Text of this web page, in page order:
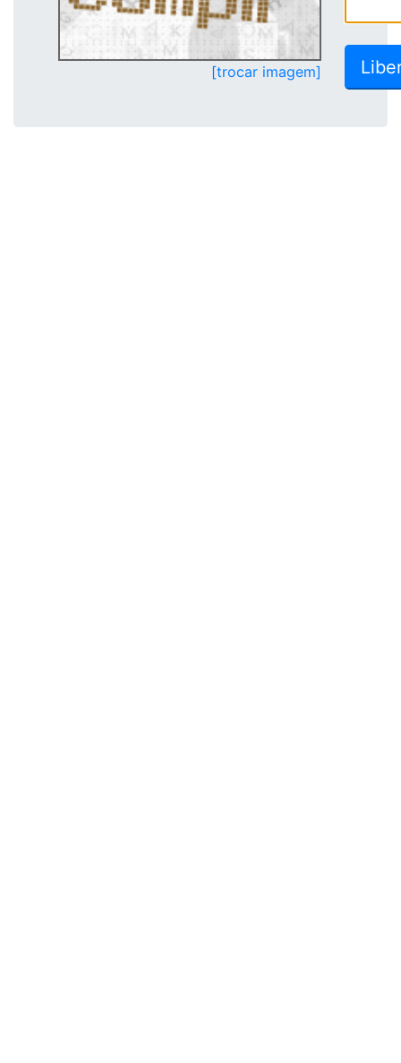
[trocar imagem]